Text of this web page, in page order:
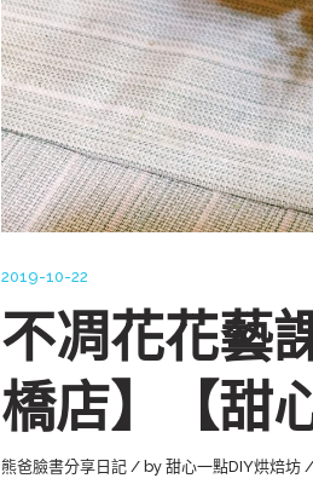
2019-10-22
不凋花花藝
橋店】【甜
熊爸臉書分享日記 by 甜心一點DIY烘焙坊